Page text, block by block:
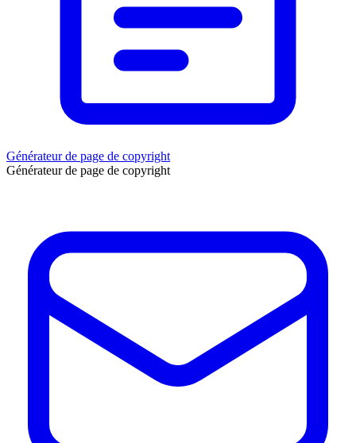
Générateur de page de copyright
Générateur de page de copyright